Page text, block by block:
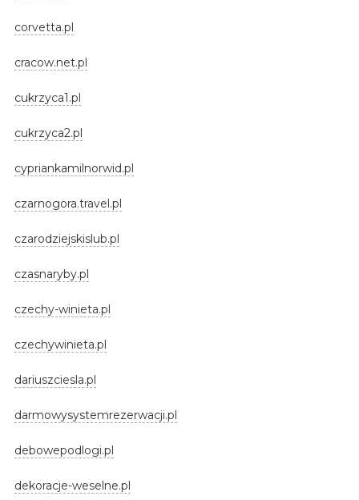
corvetta.pl
cracow.net.pl
cukrzyca1.pl
cukrzyca2.pl
cypriankamilnorwid.pl
czarnogora.travel.pl
czarodziejskislub.pl
czasnaryby.pl
czechy-winieta.pl
czechywinieta.pl
dariuszciesla.pl
darmowysystemrezerwacji.pl
debowepodlogi.pl
dekoracje-weselne.pl